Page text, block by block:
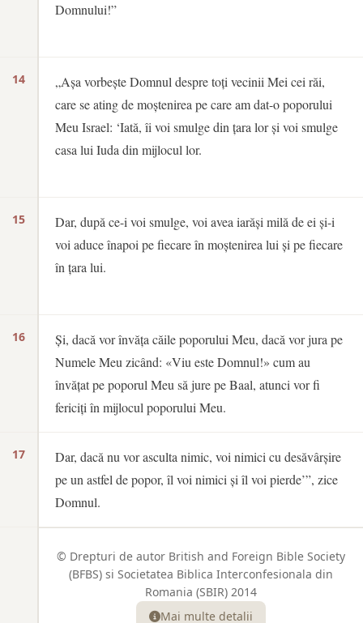
14
15
16
17
Domnului!”
„Așa vorbește Domnul despre toți vecinii Mei cei răi,
care se ating de moștenirea pe care am dat-o poporului
Meu Israel: ‘Iată, îi voi smulge din țara lor și voi smulge
casa lui Iuda din mijlocul lor.
Dar, după ce-i voi smulge, voi avea iarăși milă de ei și-i
voi aduce înapoi pe fiecare în moștenirea lui și pe fiecare
în țara lui.
Și, dacă vor învăța căile poporului Meu, dacă vor jura pe
Numele Meu zicând: «Viu este Domnul!» cum au
învățat pe poporul Meu să jure pe Baal, atunci vor fi
fericiți în mijlocul poporului Meu.
Dar, dacă nu vor asculta nimic, voi nimici cu desăvârșire
pe un astfel de popor, îl voi nimici și îl voi pierde’”, zice
Domnul.
© Drepturi de autor British and Foreign Bible Society
(BFBS) si Societatea Biblica Interconfesionala din
Romania (SBIR) 2014
Mai multe detalii